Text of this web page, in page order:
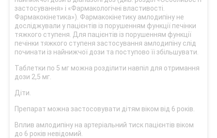
застосування» і «Фармакологічні властивості.
Фармакокінетика»). Фармакокінетику амлодипіну не
досліджували у пацієнтів із порушенням функції печінки
тяжкого ступеня. Для пацієнтів із порушенням функції
печінки тяжкого ступеня застосування амлодипіну слід
починати із найнижчої дози та поступово її збільшувати.
Таблетки по 5 мг можна розділити навпіл для отримання
дози 2,5 мг.
Діти.
Препарат можна застосовувати дітям віком від 6 років.
Вплив амлодипіну на артеріальний тиск пацієнтів віком
до 6 років невідомий.